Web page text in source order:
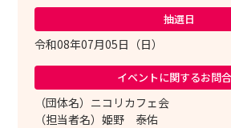
抽選日
令和08年07月05日（日）
イベントに関するお問
（団体名）ニコリカフェ会
（担当者名）姫野 泰佑